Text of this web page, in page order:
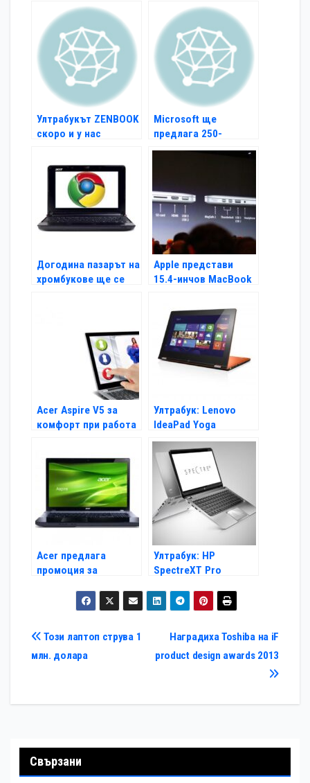
Ултрабукът ZENBOOK
скоро и у нас
Microsoft ще
предлага 250-
доларови компютри
Догодина пазарът на
хромбукове ще се
Apple представи
15.4-инчов MacBook
Acer Aspire V5 за
комфорт при работа
Ултрабук: Lenovo
IdeaPad Yoga
Acer предлага
промоция за
Ултрабук: HP
SpectreXT Pro
Навигация
Наградиха Toshiba на iF
product design awards 2013
Този лаптоп струва 1
млн. долара
Свързани